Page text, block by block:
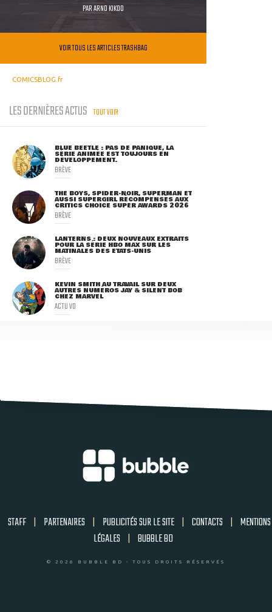
PARARNO KIKOO
VOIR TOUS LES ARTICLES TRASHBAG
COMICSBLOG.fr
LES DERNIÈRES ACTUS TOUT VOIR
BLUE BEETLE : PAS DE PANIQUE, LA
SÉRIE ANIMÉE EST TOUJOURS EN
DÉVELOPPEMENT.
BRÈVE
THE BOYS, SPIDER-NOIR, SUPERMAN ET
AUSSI SUPERGIRL RÉCOMPENSÉS AUX
CRITICS CHOICE SUPER AWARDS 2026
BRÈVE
LANTERNS : DEUX NOUVEAUX EXTRAITS
POUR LA SÉRIE HBO MAX SUR LES
MATINALES DES ETATS-UNIS
BRÈVE
KEVIN SMITH AU TRAVAIL SUR DEUX
AUTRES NUMÉROS JAY & SILENT BOB
CHEZ MARVEL
ACTU VO
STAFF | PARTENAIRES | PUBLICITÉS SUR LE SITE | CONTACTS | MENTIONS
LÉGALES | BUBBLE BD
© 2026 BUBBLE BD - TOUS DROITS RÉSERVÉS